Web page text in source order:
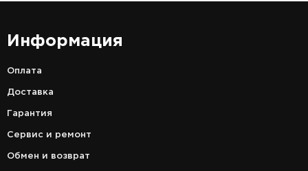
Информация
Оплата
Доставка
Гарантия
Сервис и ремонт
Обмен и возврат